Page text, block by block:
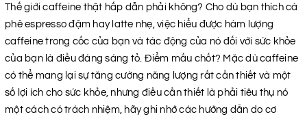
Thế giới caffeine thật hấp dẫn phải không? Cho dù bạn thích cà
phê espresso đậm hay latte nhẹ, việc hiểu được hàm lượng
caffeine trong cốc của bạn và tác động của nó đối với sức khỏe
của bạn là điều đáng sáng tỏ. Điểm mấu chốt? Mặc dù caffeine
có thể mang lại sự tăng cường năng lượng rất cần thiết và một
số lợi ích cho sức khỏe, nhưng điều cần thiết là phải tiêu thụ nó
một cách có trách nhiệm, hãy ghi nhớ các hướng dẫn do cơ